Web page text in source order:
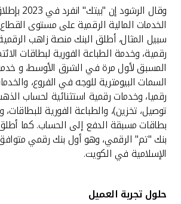
وقال الرشود
الخدمات المالية الرقمية على مستوى
سبيل المثال، أطلق البنك منصة زاهب
رقمية، وخدمة الطباعة الفورية لبطاقات
المسبق لأول مرة في الشرق الأوسط، و
السمات البيومترية للوجه في الفروع،
رقميا، وخدمات رقمية استثنائية لحساب
توصيل، تخزين)، والطباعة الفورية
بنك "تم" الرقمي، وهو أول بنك رقمي
الإسلامية في الكويت.
حلول تجربة العميل